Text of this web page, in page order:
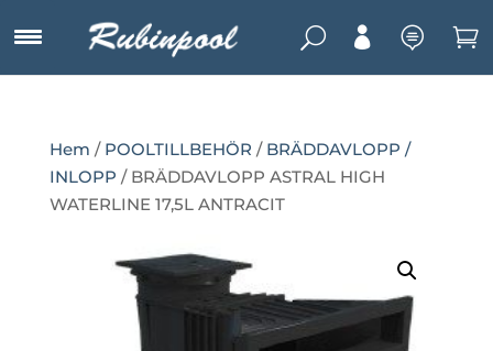
U   
Hem / POOLTILLBEHÖR / BRÄDDAVLOPP /
INLOPP / BRÄDDAVLOPP ASTRAL HIGH
WATERLINE 17,5L ANTRACIT